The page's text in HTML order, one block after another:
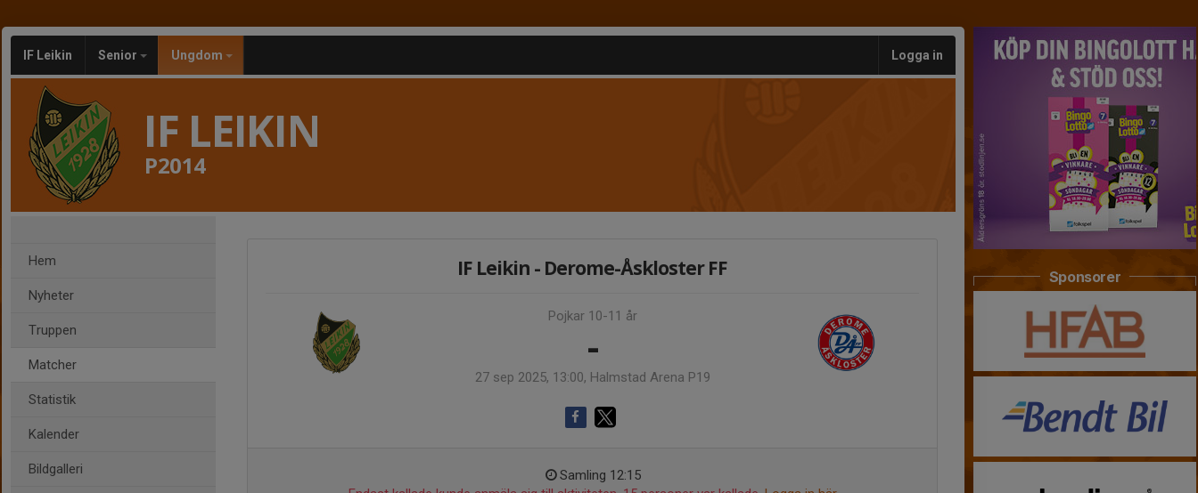
IF Leikin Senior Ungdom Logga in
IF LEIKIN
P2014
Hem
Nyheter
Truppen
Matcher
Statistik
Kalender
Bildgalleri
IF Leikin - Derome-Åskloster FF
Pojkar 10-11 år
-
27 sep 2025, 13:00, Halmstad Arena P19
Samling 12:15
Sponsorer